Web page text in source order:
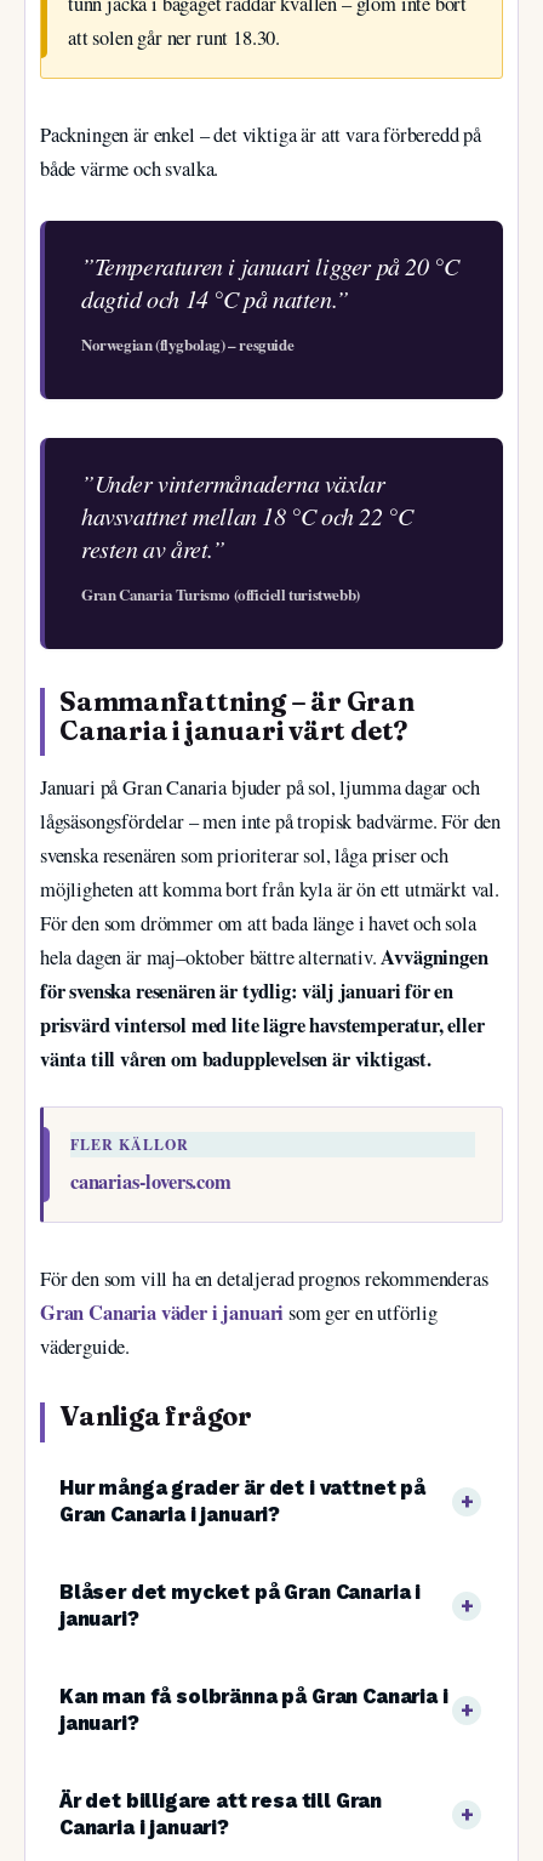
att solen går ner runt 18.30.
Packningen är enkel – det viktiga är att vara förberedd på
både värme och svalka.
”Temperaturen i januari ligger på 20 °C
dagtid och 14 °C på natten.”
Norwegian (flygbolag) – resguide
”Under vintermånaderna växlar
havsvattnet mellan 18 °C och 22 °C
resten av året.”
Gran Canaria Turismo (officiell turistwebb)
Sammanfattning – är Gran
Canaria i januari värt det?
Januari på Gran Canaria bjuder på sol, ljumma dagar och
lågsäsongsfördelar – men inte på tropisk badvärme. För den
svenska resenären som prioriterar sol, låga priser och
möjligheten att komma bort från kyla är ön ett utmärkt val.
För den som drömmer om att bada länge i havet och sola
hela dagen är maj–oktober bättre alternativ.Avvägningen
för svenska resenären är tydlig: välj januari för en
prisvärd vintersol med lite lägre havstemperatur, eller
vänta till våren om badupplevelsen är viktigast.
FLER KÄLLOR
canarias-lovers.com
För den som vill ha en detaljerad prognos rekommenderas
Gran Canaria väder i januari som ger en utförlig
väderguide.
Vanliga frågor
Hur många grader är det i vattnet på
Gran Canaria i januari?
Blåser det mycket på Gran Canaria i
januari?
Kan man få solbränna på Gran Canaria i
januari?
Är det billigare att resa till Gran
Canaria i januari?